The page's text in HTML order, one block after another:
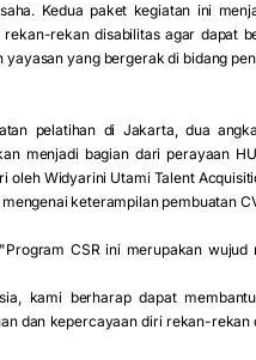
Kedua paket kegiatan ini
rekan disabilitas agar dapat
yang bergerak di bidang
pelatihan di Jakarta, dua
menjadi bagian dari perayaan
Widyarini Utami Talent
keterampilan pembuatan
CSR ini merupakan
kami berharap dapat
dan kepercayaan diri rekan-rekan